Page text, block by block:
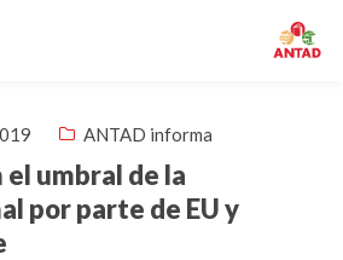
ANTAD informa
el umbral de la
por parte de EU y